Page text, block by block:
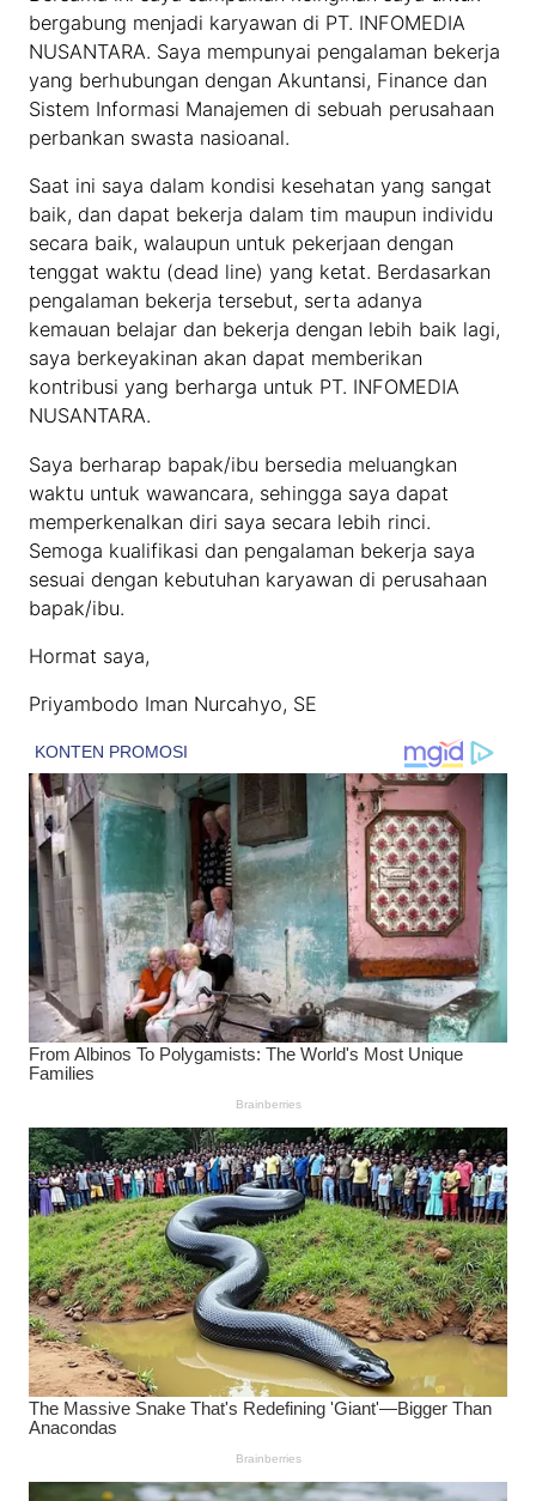
bergabung menjadi karyawan di PT. INFOMEDIA
NUSANTARA. Saya mempunyai pengalaman bekerja
yang berhubungan dengan Akuntansi, Finance dan
Sistem Informasi Manajemen di sebuah perusahaan
perbankan swasta nasioanal.
Saat ini saya dalam kondisi kesehatan yang sangat
baik, dan dapat bekerja dalam tim maupun individu
secara baik, walaupun untuk pekerjaan dengan
tenggat waktu (dead line) yang ketat. Berdasarkan
pengalaman bekerja tersebut, serta adanya
kemauan belajar dan bekerja dengan lebih baik lagi,
saya berkeyakinan akan dapat memberikan
kontribusi yang berharga untuk PT. INFOMEDIA
NUSANTARA.
Saya berharap bapak/ibu bersedia meluangkan
waktu untuk wawancara, sehingga saya dapat
memperkenalkan diri saya secara lebih rinci.
Semoga kualifikasi dan pengalaman bekerja saya
sesuai dengan kebutuhan karyawan di perusahaan
bapak/ibu.
Hormat saya,
Priyambodo Iman Nurcahyo, SE